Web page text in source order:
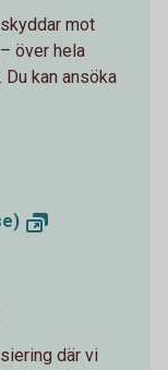
mot
över hela
kan ansöka
där vi